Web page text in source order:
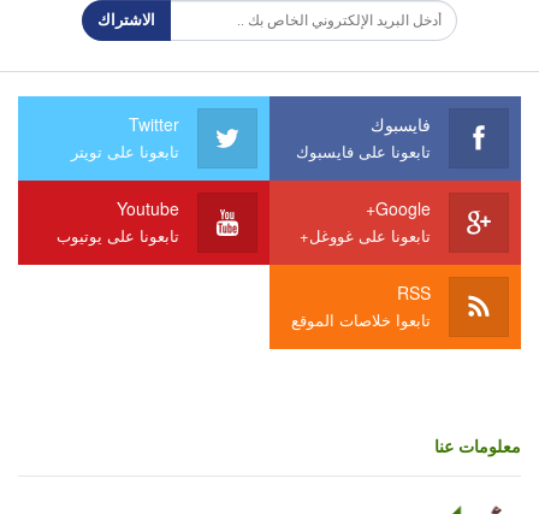
الاشتراك
فايسبوك
تابعونا على فايسبوك
Twitter
تابعونا على تويتر
Google+
تابعونا على غووغل+
Youtube
تابعونا على يوتيوب
RSS
تابعوا خلاصات الموقع
معلومات عنا